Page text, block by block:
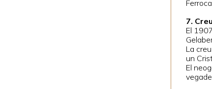
7.
El
La
un
El